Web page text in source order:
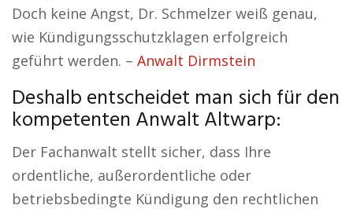
Doch keine Angst, Dr. Schmelzer weiß genau,
wie Kündigungsschutzklagen erfolgreich
geführt werden. – Anwalt Dirmstein
Deshalb entscheidet man sich für den
kompetenten Anwalt Altwarp:
Der Fachanwalt stellt sicher, dass Ihre
ordentliche, außerordentliche oder
betriebsbedingte Kündigung den rechtlichen